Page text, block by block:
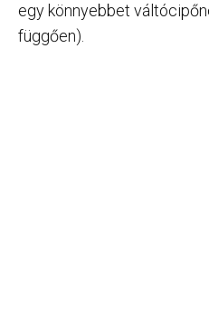
egy könnyebbet
függően).